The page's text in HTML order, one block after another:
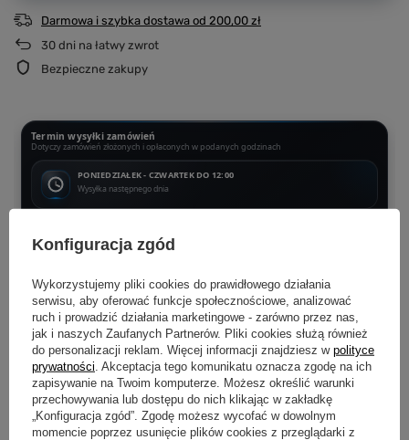
Darmowa i szybka dostawa od 200,00 zł
30 dni na łatwy zwrot
Bezpieczne zakupy
Termin wysyłki zamówień
Dotyczy zamówień złożonych i opłaconych w podanych godzinach
PONIEDZIAŁEK - CZWARTEK DO 12:00
Wysyłka następnego dnia
Wysyłka w poniedziałek
SOBOTA PO 12:00 - NIEDZIELA
Wysyłka we wtorek
Produkujemy dopiero po złożeniu zamówienia.Dzięki temu każda
koszulka i bluza powstaje specjalnie dla Ciebie i przechodzi kontrolę jakości
przed wysyłką.
Konfiguracja zgód
Wykorzystujemy pliki cookies do prawidłowego działania
serwisu, aby oferować funkcje społecznościowe, analizować
ruch i prowadzić działania marketingowe - zarówno przez nas,
jak i naszych Zaufanych Partnerów. Pliki cookies służą również
do personalizacji reklam. Więcej informacji znajdziesz w polityce
prywatności . Akceptacja tego komunikatu oznacza zgodę na ich
zapisywanie na Twoim komputerze. Możesz określić warunki
przechowywania lub dostępu do nich klikając w zakładkę
„Konfiguracja zgód”. Zgodę możesz wycofać w dowolnym
momencie poprzez usunięcie plików cookies z przeglądarki z